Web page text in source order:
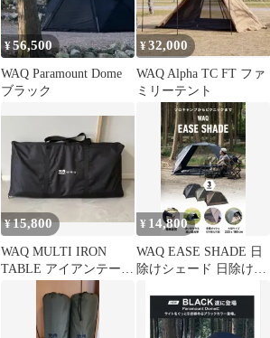
¥56,500
WAQ Paramount Dome
ブラック
¥32,000
WAQ Alpha TC FT ファ
ミリーテント
¥15,800
WAQ MULTI IRON
TABLE アイアンテーブ
ル パネル式 美品
¥ 14,800
WAQ EASE SHADE 日
除けシェード 日除けテ